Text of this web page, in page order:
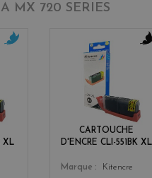
MX 720 SERIES
XL
CARTOUCHE
D'ENCRE CLI-551BK XL
Color
k
Marque Kitencre